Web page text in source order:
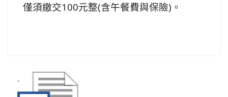
僅須繳交100元整(含午餐費與保險) 。